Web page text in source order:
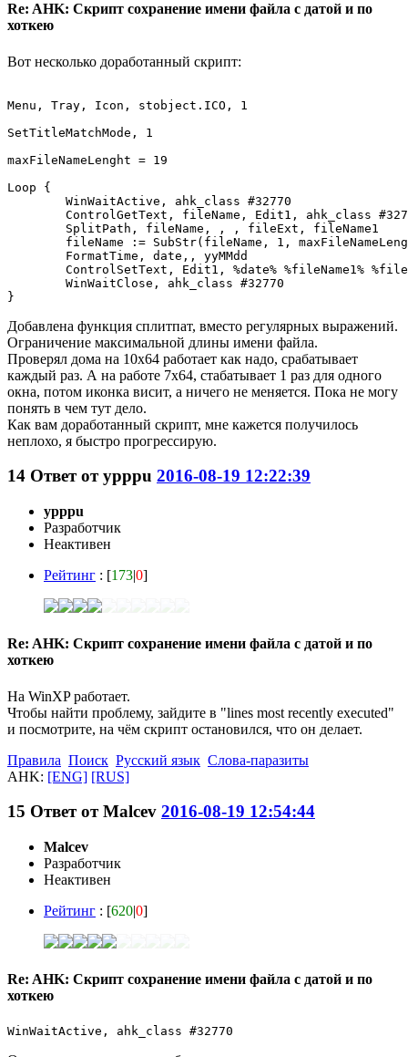
Re: AHK: Скрипт сохранение имени файла с датой и по
хоткею
Вот несколько доработанный скрипт:
Menu, Tray, Icon, stobject.ICO, 1
SetTitleMatchMode, 1
maxFileNameLenght = 19
Loop {
Добавлена функция сплитпат, вместо регулярных выражений.
Ограничение максимальной длины имени файла.
Проверял дома на 10х64 работает как надо, срабатывает
каждый раз. А на работе 7х64, стабатывает 1 раз для одного
окна, потом иконка висит, а ничего не меняется. Пока не могу
понять в чем тут дело.
Как вам доработанный скрипт, мне кажется получилось
неплохо, я быстро прогрессирую.
14 Ответ отypppu 2016-08-19 12:22:39
ypppu
Разработчик
Неактивен
Рейтинг : [173|0]
Re: AHK: Скрипт сохранение имени файла с датой и по
хоткею
На WinXP работает.
Чтобы найти проблему, зайдите в "lines most recently executed"
и посмотрите, на чём скрипт остановился, что он делает.
Правила Поиск Русский язык Слова-паразиты
AHK: [ENG] [RUS]
15 Ответ отMalcev 2016-08-19 12:54:44
Malcev
Разработчик
Неактивен
Рейтинг : [620|0]
Re: AHK: Скрипт сохранение имени файла с датой и по
хоткею
WinWaitActive, ahk_class #32770